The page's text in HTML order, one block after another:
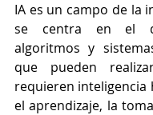
IA es un campo de la
se centra en el
algoritmos y
que pueden
requieren inteligencia
el aprendizaje, la